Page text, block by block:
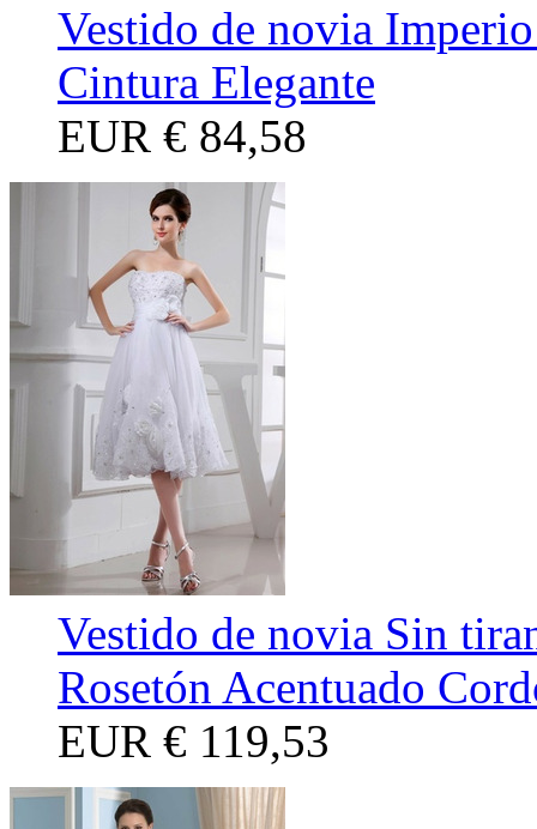
Vestido de novia
Cintura Elegante
EUR € 84,58
Vestido de novia Sin
Rosetón Acentuado
EUR € 119,53